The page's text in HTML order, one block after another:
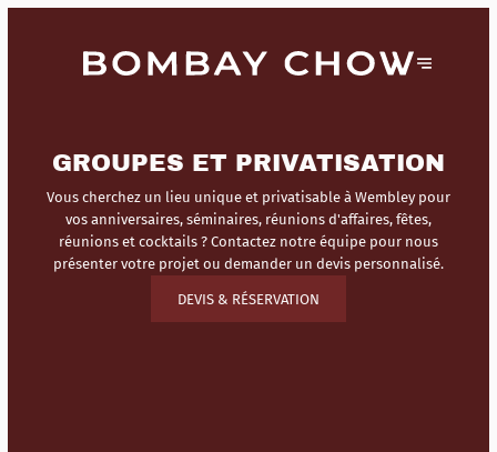
GROUPES ET PRIVATISATION
Vous cherchez un lieu unique et privatisable à Wembley pour
vos anniversaires, séminaires, réunions d'affaires, fêtes,
réunions et cocktails ? Contactez notre équipe pour nous
présenter votre projet ou demander un devis personnalisé.
DEVIS & RÉSERVATION